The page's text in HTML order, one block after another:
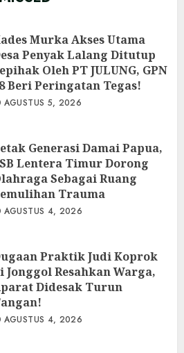
Murka Akses Utama
Penyak Lalang Ditutup
Oleh PT JULUNG, GPN
Beri Peringatan Tegas!
AGUSTUS 5, 2026
Generasi Damai Papua,
Lentera Timur Dorong
Sebagai Ruang
Trauma
AGUSTUS 4, 2026
Praktik Judi Koprok
Jonggol Resahkan Warga,
Didesak Turun
AGUSTUS 4, 2026